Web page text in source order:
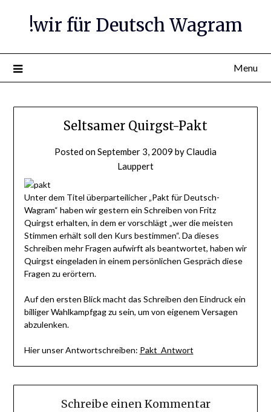
!wir für Deutsch Wagram
Menu
Seltsamer Quirgst-Pakt
Posted onSeptember 3, 2009 byClaudia
Lauppert
Unter dem Titel überparteilicher „Pakt für Deutsch-
Wagram“ haben wir gestern ein Schreiben von Fritz
Quirgst erhalten, in dem er vorschlägt „wer die meisten
Stimmen erhält soll den Kurs bestimmen“. Da dieses
Schreiben mehr Fragen aufwirft als beantwortet, haben wir
Quirgst eingeladen in einem persönlichen Gespräch diese
Fragen zu erörtern.
Auf den ersten Blick macht das Schreiben den Eindruck ein
billiger Wahlkampfgag zu sein, um von eigenem Versagen
abzulenken.
Hier unser Antwortschreiben: Pakt_Antwort
Schreibe einen Kommentar